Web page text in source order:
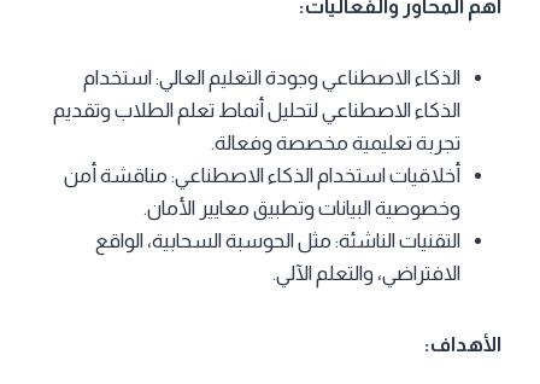
أهم المحاور والفعاليات:
الذكاء الاصطناعي وجودة التعليم العالي: استخدام
الذكاء الاصطناعي لتحليل أنماط تعلم الطلاب وتقديم
تجربة تعليمية مخصصة وفعالة.
أخلاقيات استخدام الذكاء الاصطناعي: مناقشة أمن
وخصوصية البيانات وتطبيق معايير الأمان.
التقنيات الناشئة: مثل الحوسبة السحابية، الواقع
الافتراضي، والتعلم الآلي.
الأهداف: